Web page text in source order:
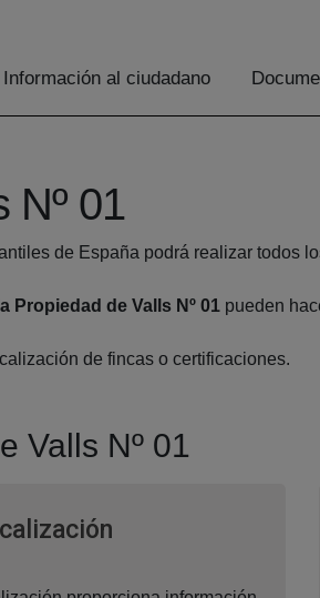
Información al ciudadano
Nº 01
de España podrá realizar todos
Propiedad de Valls Nº 01 pueden
de fincas o certificaciones.
Valls Nº 01
Ventana nueva